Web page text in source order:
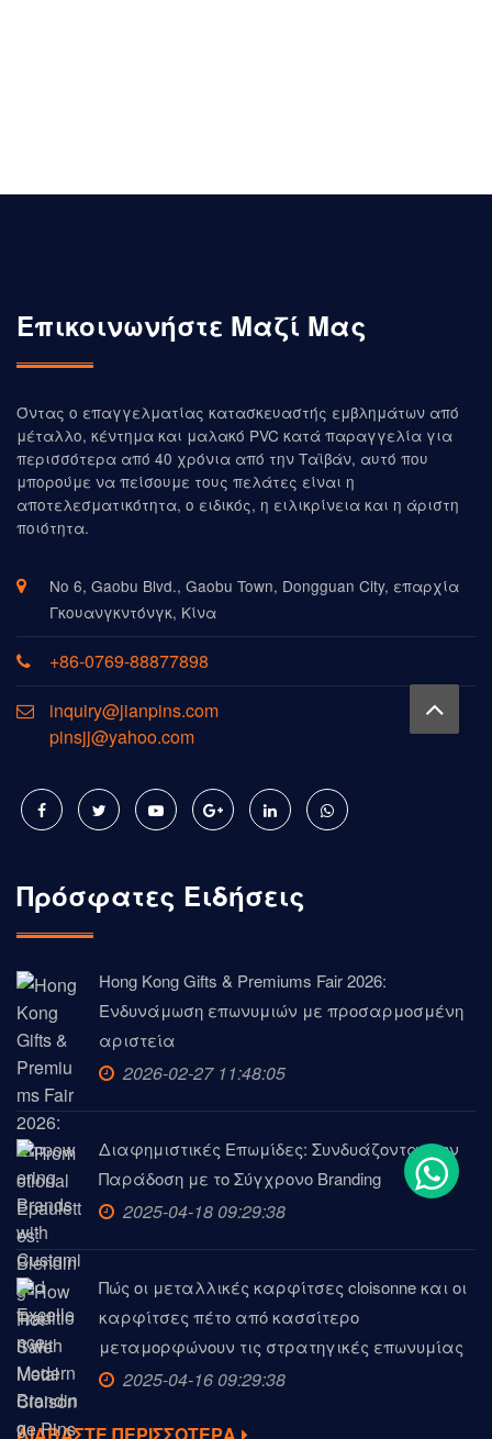
Επικοινωνήστε Μαζί Μας
Όντας ο επαγγελματίας κατασκευαστής εμβλημάτων από
μέταλλο, κέντημα και μαλακό PVC κατά παραγγελία για
περισσότερα από 40 χρόνια από την Ταϊβάν, αυτό που
μπορούμε να πείσουμε τους πελάτες είναι η
αποτελεσματικότητα, ο ειδικός, η ειλικρίνεια και η άριστη
ποιότητα.
Νο 6, Gaobu Blvd., Gaobu Town, Dongguan City, επαρχία
Γκουανγκντόνγκ, Κίνα
+86-0769-88877898
inquiry@jianpins.com
pinsjj@yahoo.com
Πρόσφατες Ειδήσεις
Hong Kong Gifts & Premiums Fair 2026:
Ενδυνάμωση επωνυμιών με προσαρμοσμένη
αριστεία
2026-02-27 11:48:05
Διαφημιστικές Επωμίδες: Συνδυάζοντας την
Παράδοση με το Σύγχρονο Branding
2025-04-18 09:29:38
Πώς οι μεταλλικές καρφίτσες cloisonne και οι
καρφίτσες πέτο από κασσίτερο
μεταμορφώνουν τις στρατηγικές επωνυμίας
2025-04-16 09:29:38